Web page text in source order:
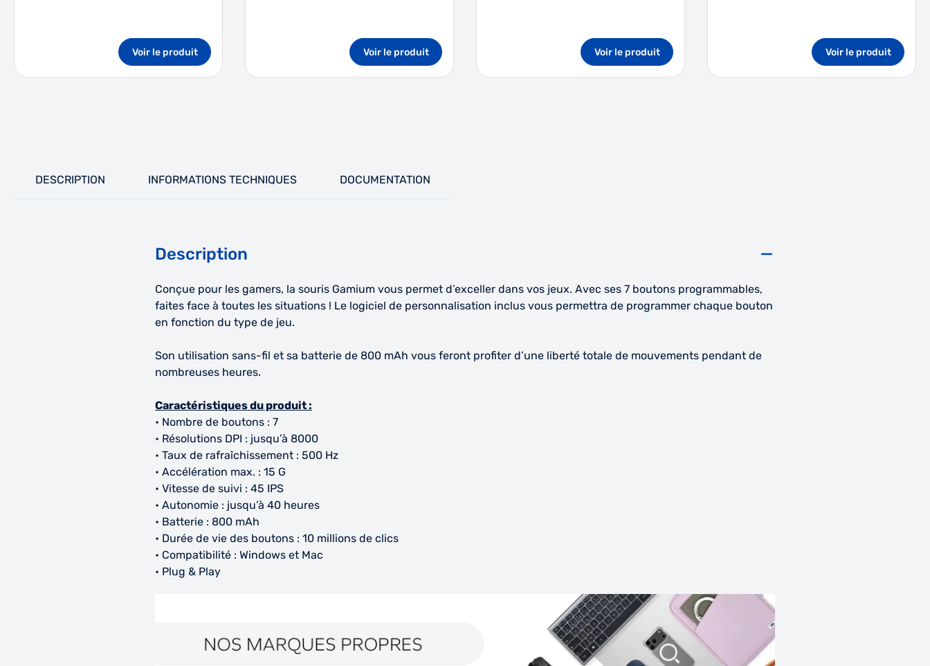
Voir le produit Voir le produit Voir le produit Voir le produit
DESCRIPTION INFORMATIONS TECHNIQUES DOCUMENTATION
Description
Conçue pour les gamers, la souris Gamium vous permet d’exceller dans vos jeux. Avec ses 7 boutons programmables,
faites face à toutes les situations ! Le logiciel de personnalisation inclus vous permettra de programmer chaque bouton
en fonction du type de jeu.
Son utilisation sans-fil et sa batterie de 800 mAh vous feront profiter d’une liberté totale de mouvements pendant de
nombreuses heures.
Caractéristiques du produit :
• Nombre de boutons : 7
• Résolutions DPI : jusqu’à 8000
• Taux de rafraîchissement : 500 Hz
• Accélération max. : 15 G
• Vitesse de suivi : 45 IPS
• Autonomie : jusqu’à 40 heures
• Batterie : 800 mAh
• Durée de vie des boutons : 10 millions de clics
• Compatibilité : Windows et Mac
• Plug & Play